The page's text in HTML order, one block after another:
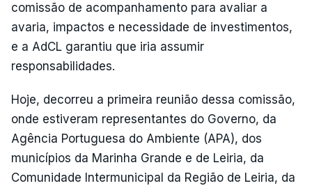
comissão de acompanhamento para avaliar a
avaria, impactos e necessidade de investimentos,
e a AdCL garantiu que iria assumir
responsabilidades.
Hoje, decorreu a primeira reunião dessa comissão,
onde estiveram representantes do Governo, da
Agência Portuguesa do Ambiente (APA), dos
municípios da Marinha Grande e de Leiria, da
Comunidade Intermunicipal da Região de Leiria, da